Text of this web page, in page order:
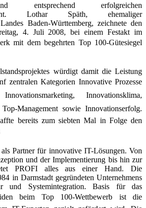
entsprechend erfolgreichen
Lothar Späth, ehemaliger
Baden-Württemberg, zeichnete den
4. Juli 2008, bei einem Festakt im
mit dem begehrten Top 100-Gütesiegel
würdigt damit die Leistung
Kategorien Innovative Prozesse
Innovationsklima,
Management sowie Innovationserfolg.
bereits zum siebten Mal in Folge den
Partner für innovative IT-Lösungen. Von
und der Implementierung bis hin zur
PROFI alles aus einer Hand. Die
in Darmstadt gegründeten Unternehmens
und Systemintegration. Basis für das
beim Top 100-Wettbewerb ist die